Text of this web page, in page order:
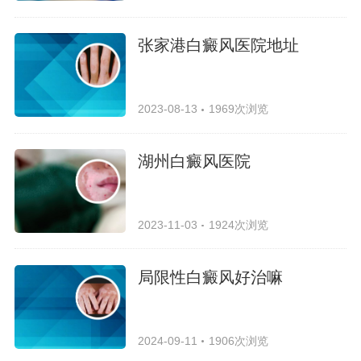
张家港白癜风医院地址
2023-08-13 1969次浏览
湖州白癜风医院
2023-11-03 1924次浏览
局限性白癜风好治嘛
2024-09-11 1906次浏览